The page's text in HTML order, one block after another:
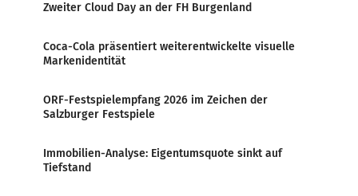
Zweiter Cloud Day an der FH Burgenland
Coca-Cola präsentiert weiterentwickelte visuelle
Markenidentität
ORF-Festspielempfang 2026 im Zeichen der
Salzburger Festspiele
Immobilien-Analyse: Eigentumsquote sinkt auf
Tiefstand